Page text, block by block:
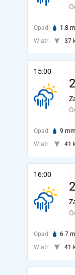
Opad: 1.8
Wiatr:
37
15:00
Opad: 9 mm
Wiatr:
41
16:00
Opad: 6.7
Wiatr:
41